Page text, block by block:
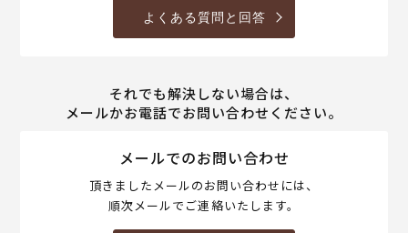
よくある質問と回答
それでも解決しない場合は、
メールかお電話でお問い合わせください。
メールでのお問い合わせ
頂きましたメールのお問い合わせには、
順次メールでご連絡いたします。